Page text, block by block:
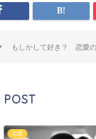
もしかして好き？ 恋愛
POST
恋愛